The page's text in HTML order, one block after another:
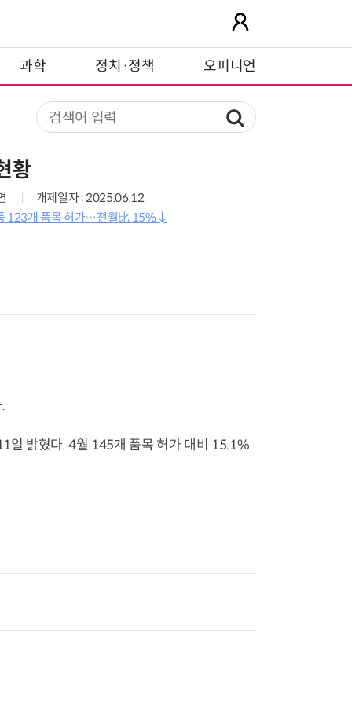
과학 정치·정책 오피니언
황
개제일자 : 2025.06.12
123개 품목 허가…전월比 15%↓
일 밝혔다. 4월 145개 품목 허가 대비 15.1%